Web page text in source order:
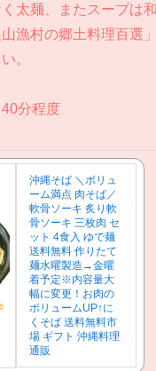
太麺、またスープは
漁村の郷土料理百選
。
40分程度
沖縄そば ＼ボリュ
ーム満点 肉そば／
軟骨ソーキ 炙り軟
骨ソーキ 三枚肉 セ
ット 4食入 ゆで麺
送料無料 作りたて
麺水曜製造→金曜
着予定※内容量大
幅に変更！お肉の
ボリュームUP↑に
くそば 送料無料市
場 ギフト 沖縄料理
通販